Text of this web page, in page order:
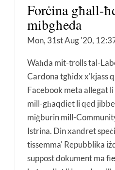
Forċina għall-
mibgħeda
Mon, 31st Aug '20,
Waħda mit-trolls tal-
Cardona tgħidx x'kjass
Facebook meta allegat
mill-għaqdiet li qed
miġburin mill-
Istrina. Din xandret
tissemma' Repubblika
suppost dokument ma